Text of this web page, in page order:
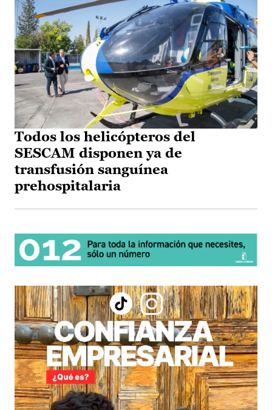
Todos los helicópteros del
SESCAM disponen ya de
transfusión sanguínea
prehospitalaria